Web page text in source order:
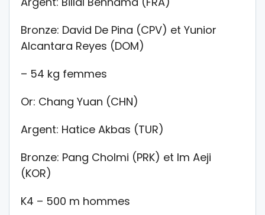
Bronze: David De Pina (CPV) et Yunior
Alcantara Reyes (DOM)
– 54 kg femmes
Or: Chang Yuan (CHN)
Argent: Hatice Akbas (TUR)
Bronze: Pang Cholmi (PRK) et Im Aeji
(KOR)
K4 – 500 m hommes